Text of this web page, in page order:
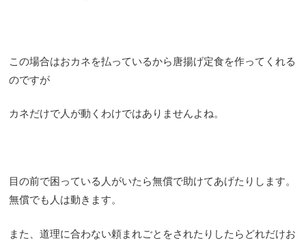
この場合はおカネを払っているから唐揚げ定食を作ってくれる
のですが
カネだけで人が動くわけではありませんよね。
目の前で困っている人がいたら無償で助けてあげたりします。
無償でも人は動きます。
また、道理に合わない頼まれごとをされたりしたらどれだけお